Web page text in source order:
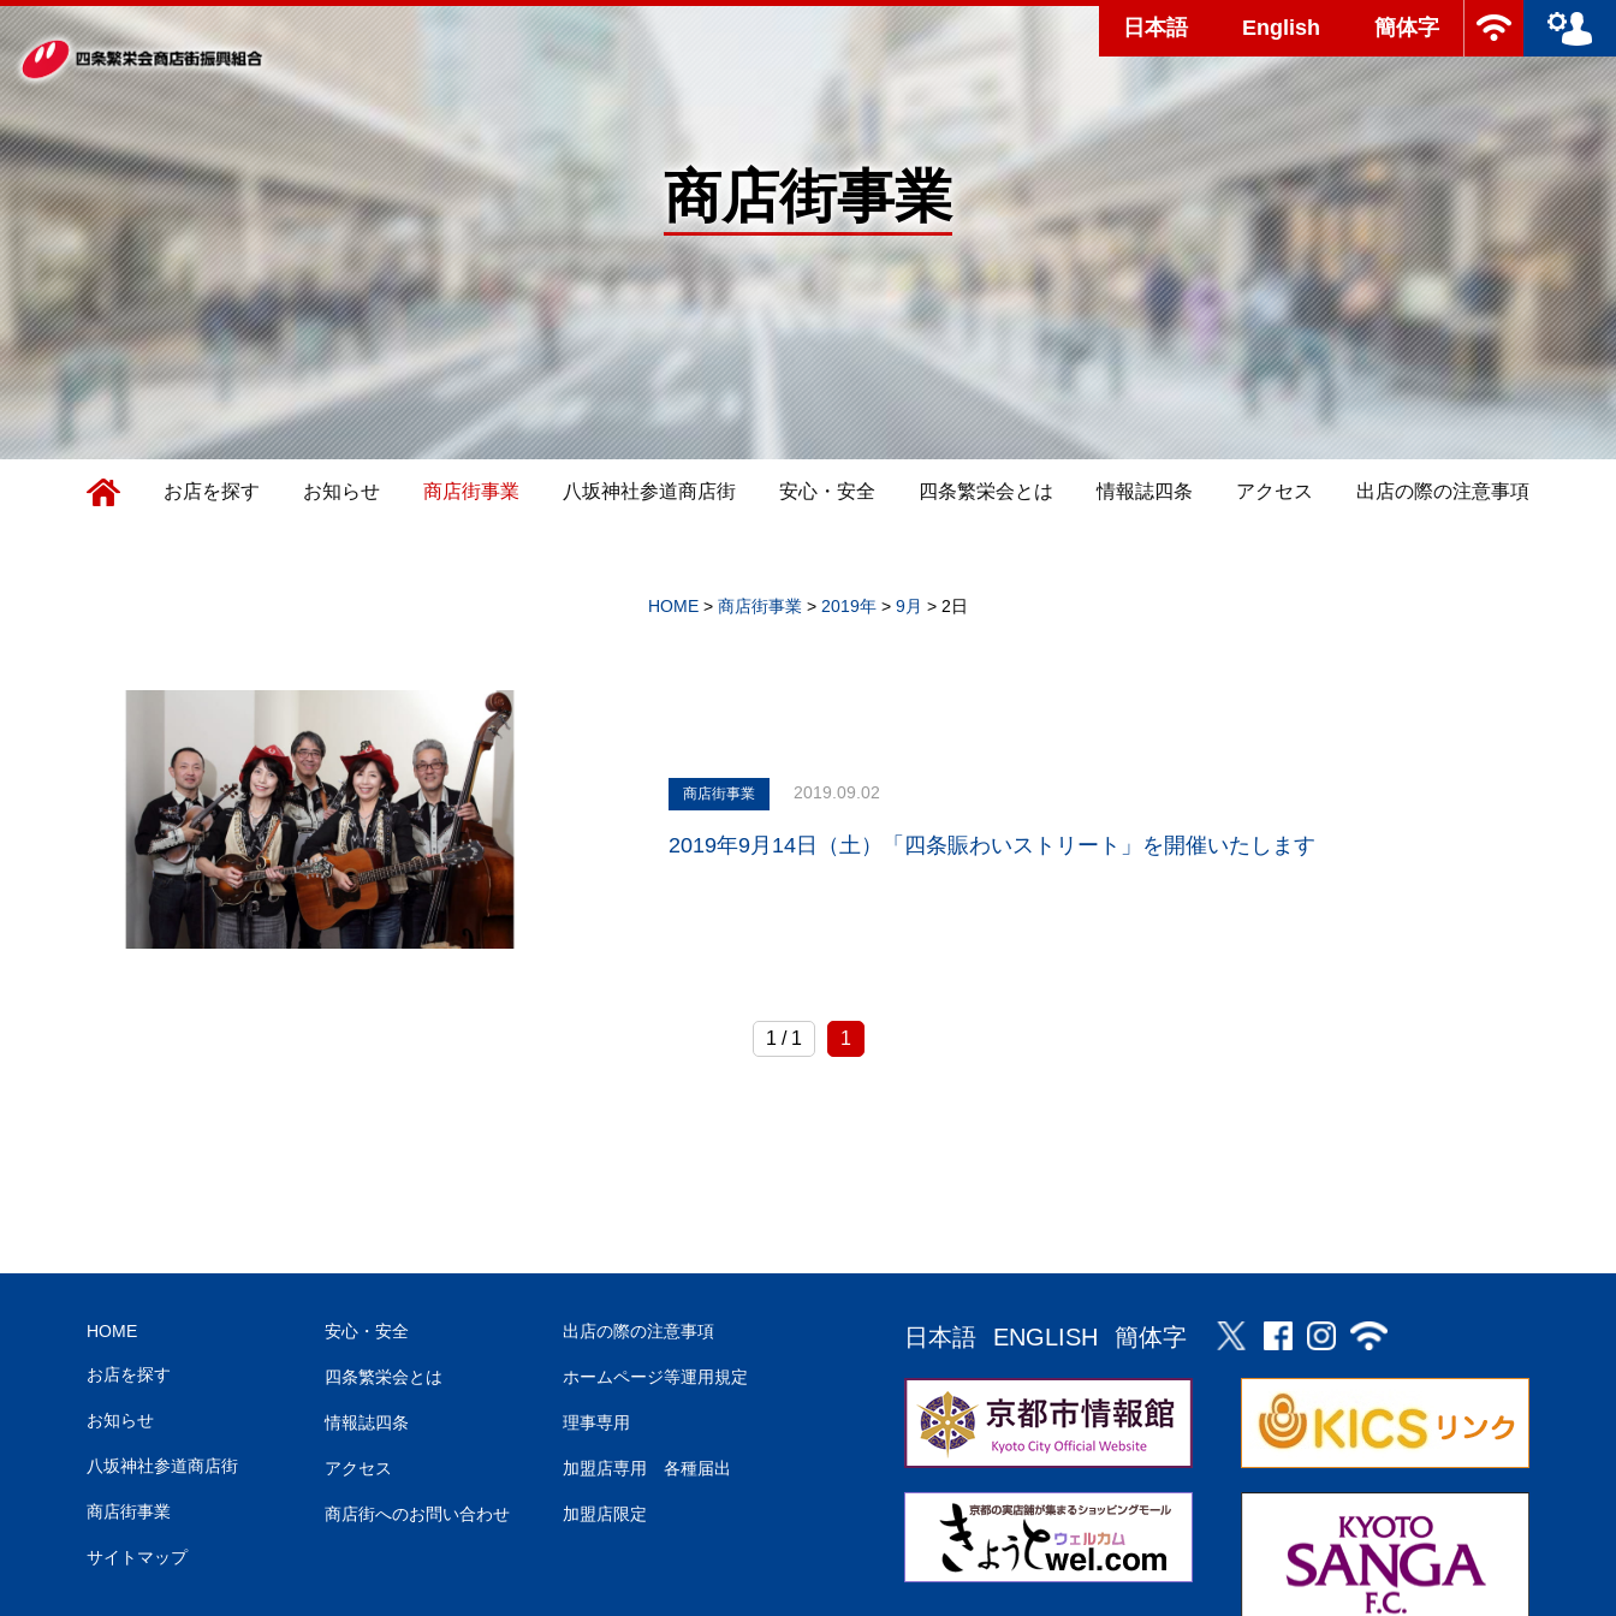
日本語 English 簡体字
商店街事業
お店を探す お知らせ 商店街事業 八坂神社参道商店街 安心・安全 四条繁栄会とは 情報誌四条 アクセス 出店の際の注意事項
HOME > 商店街事業 > 2019年 > 9月 > 2日
商店街事業 2019.09.02
2019年9月14日（土）「四条賑わいストリート」を開催いたします
1 / 1 1
HOME
お店を探す
お知らせ
八坂神社参道商店街
商店街事業
サイトマップ
安心・安全
四条繁栄会とは
情報誌四条
アクセス
商店街へのお問い合わせ
出店の際の注意事項
ホームページ等運用規定
理事専用
加盟店専用 各種届出
加盟店限定
日本語 ENGLISH 簡体字